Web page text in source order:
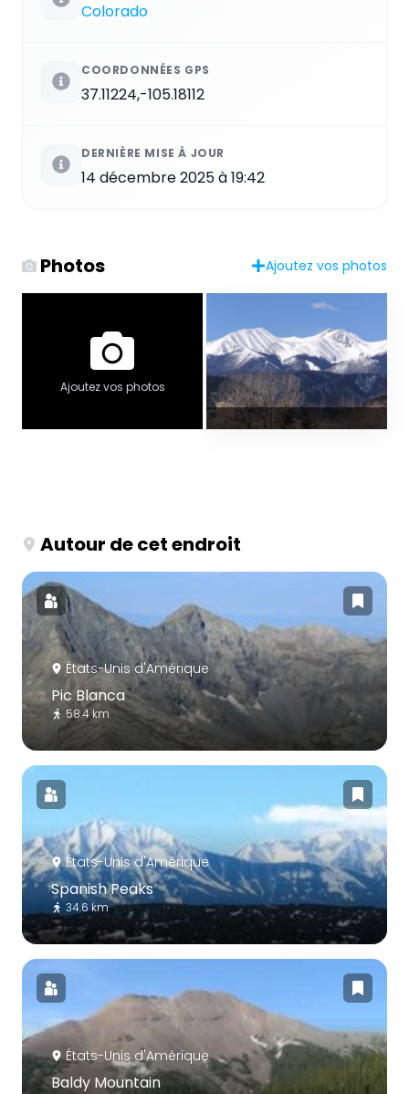
Colorado
COORDONNÉES GPS
37.11224,-105.18112
DERNIÈRE MISE À JOUR
14 décembre 2025 à 19:42
Photos Ajoutez vos photos
Ajoutez vos photos
Autour de cet endroit
États-Unis d'Amérique
Pic Blanca
58.4 km
États-Unis d'Amérique
Spanish Peaks
34.6 km
États-Unis d'Amérique
Baldy Mountain